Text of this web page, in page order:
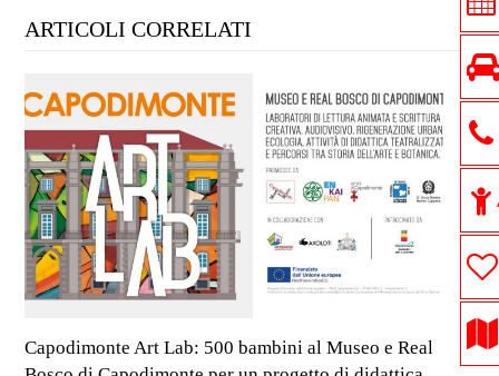
ARTICOLI CORRELATI
Capodimonte Art Lab: 500 bambini al Museo e Real